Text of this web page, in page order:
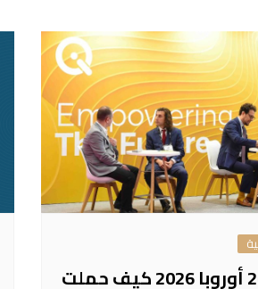
موني 20/20 أوروبا 2026 كيف حملت